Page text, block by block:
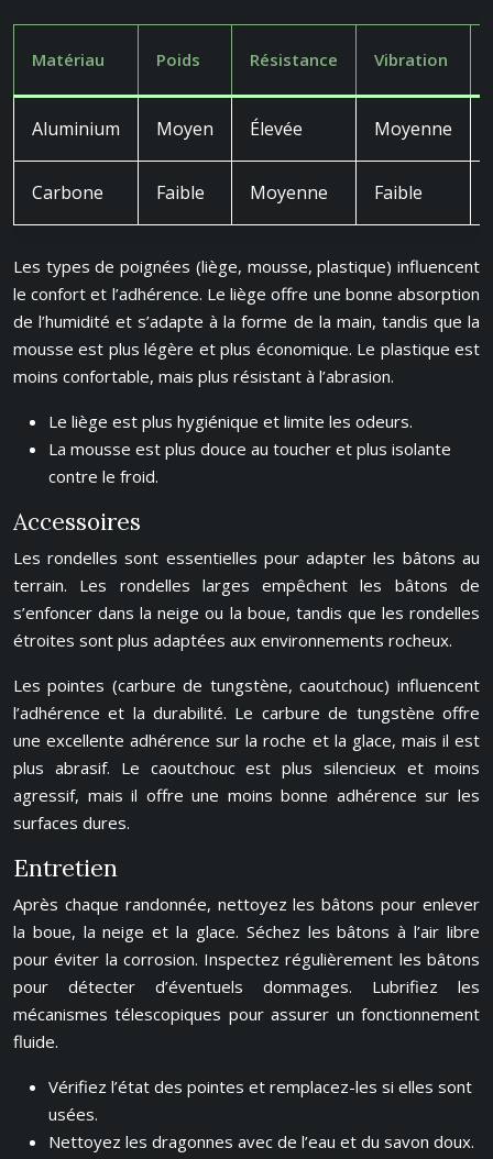
Matériau Poids Résistance Vibration
Aluminium Moyen Élevée Moyenne
Carbone Faible Moyenne Faible
Les types de poignées (liège, mousse, plastique) influencent
le confort et l’adhérence. Le liège offre une bonne absorption
de l’humidité et s’adapte à la forme de la main, tandis que la
mousse est plus légère et plus économique. Le plastique est
moins confortable, mais plus résistant à l’abrasion.
Le liège est plus hygiénique et limite les odeurs.
La mousse est plus douce au toucher et plus isolante
contre le froid.
Accessoires
Les rondelles sont essentielles pour adapter les bâtons au
terrain. Les rondelles larges empêchent les bâtons de
s’enfoncer dans la neige ou la boue, tandis que les rondelles
étroites sont plus adaptées aux environnements rocheux.
Les pointes (carbure de tungstène, caoutchouc) influencent
l’adhérence et la durabilité. Le carbure de tungstène offre
une excellente adhérence sur la roche et la glace, mais il est
plus abrasif. Le caoutchouc est plus silencieux et moins
agressif, mais il offre une moins bonne adhérence sur les
surfaces dures.
Entretien
Après chaque randonnée, nettoyez les bâtons pour enlever
la boue, la neige et la glace. Séchez les bâtons à l’air libre
pour éviter la corrosion. Inspectez régulièrement les bâtons
pour détecter d’éventuels dommages. Lubrifiez les
mécanismes télescopiques pour assurer un fonctionnement
fluide.
Vérifiez l’état des pointes et remplacez-les si elles sont
usées.
Nettoyez les dragonnes avec de l’eau et du savon doux.